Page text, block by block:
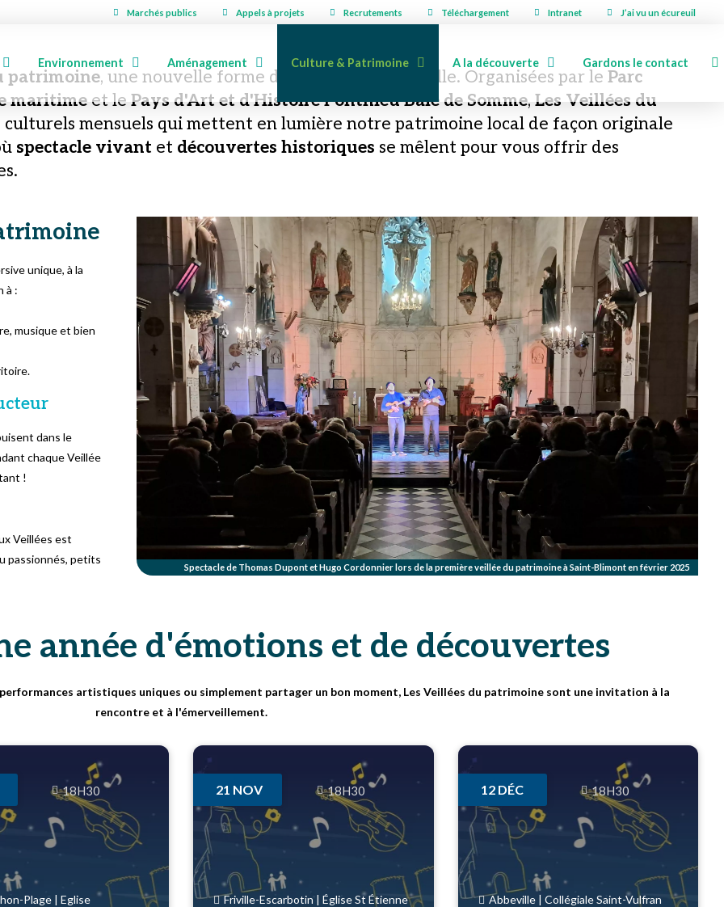
Marchés publics Appels à projets Recrutements Téléchargement Intranet J’ai vu un écureuil
Environnement Aménagement Culture & Patrimoine A la découverte Gardons le contact
patrimoine, une nouvelle forme de médiation culturelle. Organisées par le Parc
maritime et le Pays d'Art et d'Histoire Ponthieu Baie de Somme, Les Veillées du
mensuels qui mettent en lumière notre patrimoine local de façon originale
spectacle vivant et découvertes historiques se mêlent pour vous offrir des
unique, à la
à :
musique et bien
dans le
chaque Veillée
!
Veillées est
passionnés, petits
Spectacle de Thomas Dupont et Hugo Cordonnier lors de la première veillée du patrimoine à Saint-Blimont en février 2025
année d'émotions et de découvertes
artistiques uniques ou simplement partager un bon moment, Les Veillées du patrimoine sont une invitation à la
rencontre et à l'émerveillement.
18H30
Plage | Eglise
21 NOV 18H30
Friville-Escarbotin | Église St Étienne
12 DÉC 18H30
Abbeville | Collégiale Saint-Vulfran